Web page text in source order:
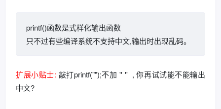
printf()函数是式样化输出函数
只不过有些编译系统不支持中文,输出时出现乱码。
扩展小贴士: 敲打printf("");不加 '' '' , 你再试试能不能输出
中文?